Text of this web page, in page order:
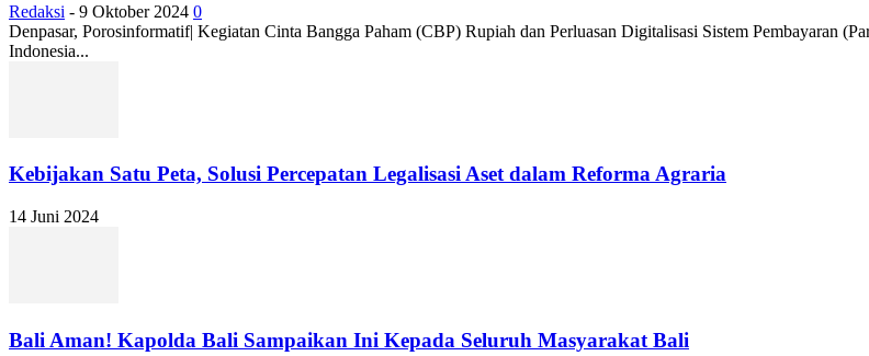
Redaksi - 9 Oktober 2024 0
Denpasar, Porosinformatif| Kegiatan Cinta Bangga Paham (CBP) Rupiah dan Perluasan Digitalisasi Sistem Pembayaran
Indonesia...
Kebijakan Satu Peta, Solusi Percepatan Legalisasi Aset dalam Reforma Agraria
14 Juni 2024
Bali Aman! Kapolda Bali Sampaikan Ini Kepada Seluruh Masyarakat Bali